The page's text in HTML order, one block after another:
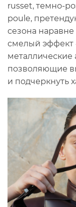
russet, темно-
poule,
сезона
смелый эффект
позволяющие
и подчеркнуть